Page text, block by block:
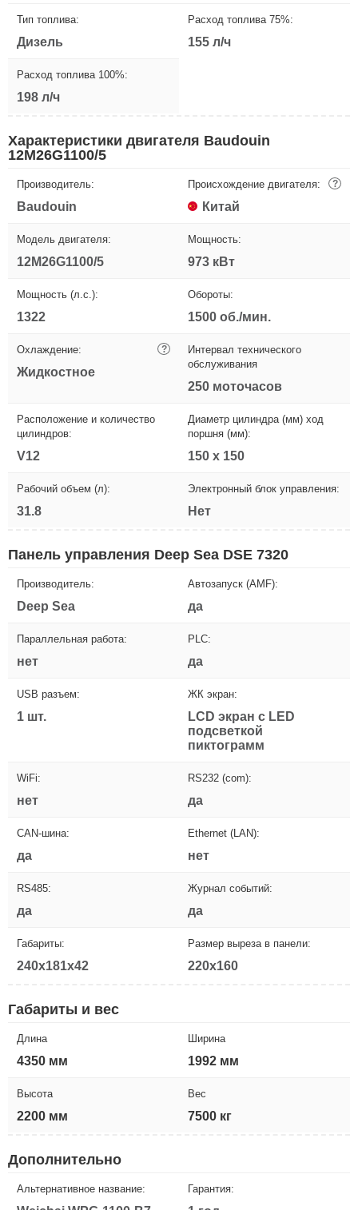
Тип топлива:
Дизель
Расход топлива 75%:
155 л/ч
Расход топлива 100%:
198 л/ч
Характеристики двигателя Baudouin
12M26G1100/5
Производитель:
Baudouin
Происхождение двигателя: ?
Китай
Модель двигателя:
12M26G1100/5
Мощность:
973 кВт
Мощность (л.с.):
1322
Обороты:
1500 об./мин.
Охлаждение: ?
Жидкостное
Интервал технического
обслуживания
250 моточасов
Расположение и количество
цилиндров:
V12
Диаметр цилиндра (мм) ход
поршня (мм):
150 х 150
Рабочий объем (л):
31.8
Электронный блок управления:
Нет
Панель управления Deep Sea DSE 7320
Производитель:
Deep Sea
Автозапуск (AMF):
да
Параллельная работа:
нет
PLC:
да
USB разъем:
1 шт.
ЖК экран:
LCD экран с LED
подсветкой
пиктограмм
WiFi:
нет
RS232 (com):
да
CAN-шина:
да
Ethernet (LAN):
нет
RS485:
да
Журнал событий:
да
Габариты:
240x181x42
Размер выреза в панели:
220x160
Габариты и вес
Длина
4350 мм
Ширина
1992 мм
Высота
2200 мм
Вес
7500 кг
Дополнительно
Альтернативное название: Гарантия: